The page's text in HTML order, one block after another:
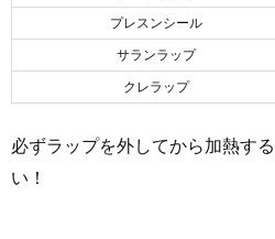
プレスンシール
サランラップ
クレラップ
必ずラップを外してから加熱す
い！